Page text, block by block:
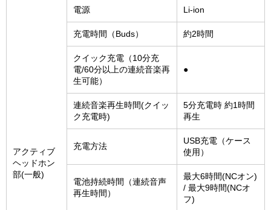
アクティブ
ヘッドホン
部(一般)
電源 Li-ion
充電時間（Buds） 約2時間
クイック充電（10分充
電/60分以上の連続音楽再
生可能）
●
連続音楽再生時間(クイッ
ク充電時)
5分充電時 約1時間
再生
充電方法
USB充電（ケース
使用）
電池持続時間（連続音声
再生時間）
最大6時間(NCオン)
/ 最大9時間(NCオ
フ)